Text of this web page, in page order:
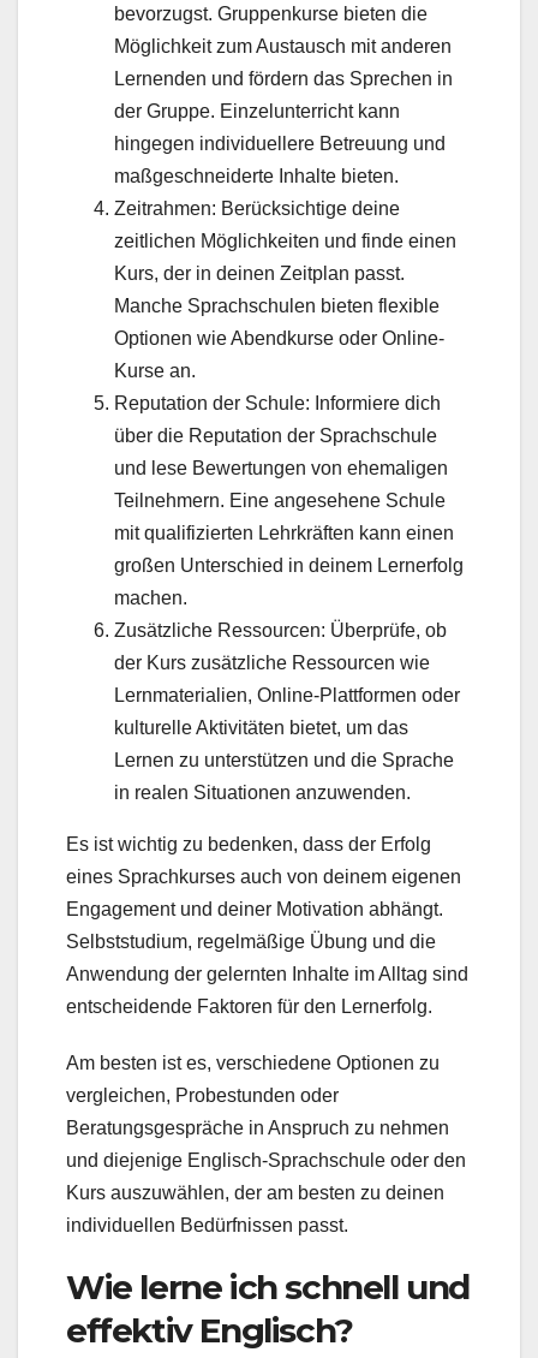
bevorzugst. Gruppenkurse bieten die
Möglichkeit zum Austausch mit anderen
Lernenden und fördern das Sprechen in
der Gruppe. Einzelunterricht kann
hingegen individuellere Betreuung und
maßgeschneiderte Inhalte bieten.
Zeitrahmen: Berücksichtige deine
zeitlichen Möglichkeiten und finde einen
Kurs, der in deinen Zeitplan passt.
Manche Sprachschulen bieten flexible
Optionen wie Abendkurse oder Online-
Kurse an.
Reputation der Schule: Informiere dich
über die Reputation der Sprachschule
und lese Bewertungen von ehemaligen
Teilnehmern. Eine angesehene Schule
mit qualifizierten Lehrkräften kann einen
großen Unterschied in deinem Lernerfolg
machen.
Zusätzliche Ressourcen: Überprüfe, ob
der Kurs zusätzliche Ressourcen wie
Lernmaterialien, Online-Plattformen oder
kulturelle Aktivitäten bietet, um das
Lernen zu unterstützen und die Sprache
in realen Situationen anzuwenden.
Es ist wichtig zu bedenken, dass der Erfolg
eines Sprachkurses auch von deinem eigenen
Engagement und deiner Motivation abhängt.
Selbststudium, regelmäßige Übung und die
Anwendung der gelernten Inhalte im Alltag sind
entscheidende Faktoren für den Lernerfolg.
Am besten ist es, verschiedene Optionen zu
vergleichen, Probestunden oder
Beratungsgespräche in Anspruch zu nehmen
und diejenige Englisch-Sprachschule oder den
Kurs auszuwählen, der am besten zu deinen
individuellen Bedürfnissen passt.
Wie lerne ich schnell und
effektiv Englisch?